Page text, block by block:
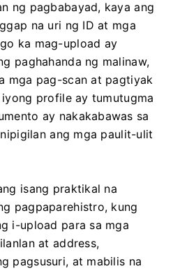
ng pagbabayad, kaya ang
na uri ng ID at mga
ka mag-upload ay
paghahanda ng malinaw,
mga pag-scan at pagtiyak
profile ay tumutugma
ay nakakabawas sa
ang mga paulit-ulit
isang praktikal na
pagpaparehistro, kung
i-upload para sa mga
at address,
pagsusuri, at mabilis na